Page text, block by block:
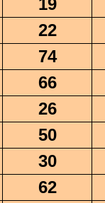
19
22
74
66
26
50
30
62